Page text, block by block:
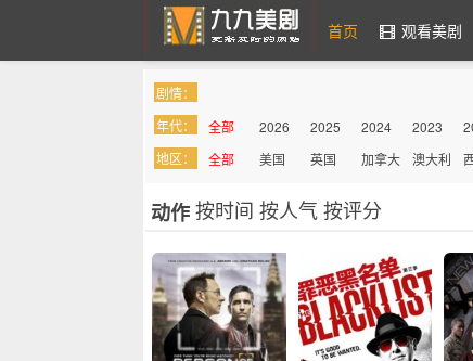
九九美剧
首页 观看美剧
剧情：
年代：
全部 2026 2025 2024 2023
地区：
全部 美国 英国 加拿大
澳大利
动作按时间 按人气 按评分